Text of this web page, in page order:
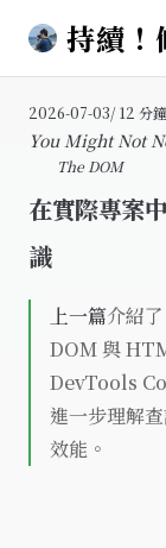
Skip to content
持續！
2026-07-03/ 12 分
You Might Not
The DOM
在實際專案
識
上一篇介紹
DOM 與
DevTools
進一步理解
效能。